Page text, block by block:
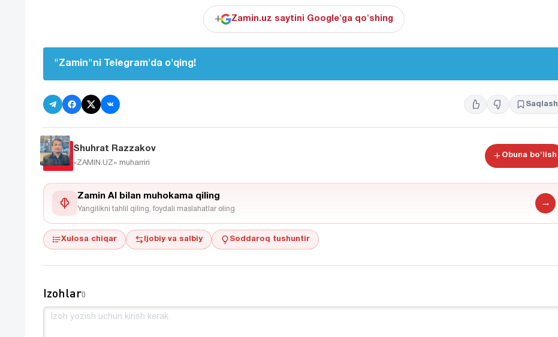
+ Zamin.uz saytini Google'ga qo'shing
"Zamin"ni Telegram'da o'qing!
Saqlash
Shuhrat Razzakov
«ZAMIN.UZ» muharriri
Obuna bo'lish
Zamin AI bilan muhokama qiling
Yangilikni tahlil qiling, foydali maslahatlar oling
→
Xulosa chiqar Ijobiy va salbiy Soddaroq tushuntir
Izohlar0